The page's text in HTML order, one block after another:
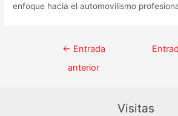
enfoque hacia el automovilismo
Navegación
← Entrada
anterior
Visitas